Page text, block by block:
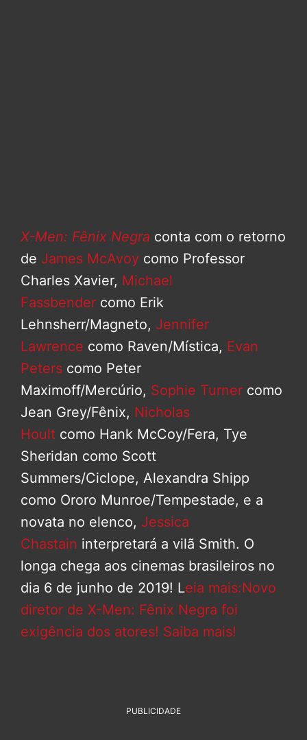
X-Men: Fênix Negra conta com o retorno
de James McAvoy como Professor
Charles Xavier, Michael
Fassbender como Erik
Lehnsherr/Magneto, Jennifer
Lawrence como Raven/Mística, Evan
Peters como Peter
Maximoff/Mercúrio, Sophie Turner como
Jean Grey/Fênix, Nicholas
Hoult como Hank McCoy/Fera, Tye
Sheridan como Scott
Summers/Ciclope, Alexandra Shipp
como Ororo Munroe/Tempestade, e a
novata no elenco, Jessica
Chastain interpretará a vilã Smith. O
longa chega aos cinemas brasileiros no
dia 6 de junho de 2019! Leia mais:Novo
diretor de X-Men: Fênix Negra foi
exigência dos atores! Saiba mais!
PUBLICIDADE